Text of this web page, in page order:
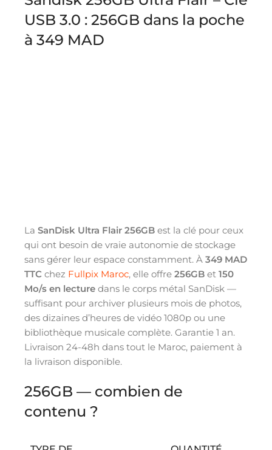
USB 3.0 : 256GB dans la poche
à 349 MAD
La SanDisk Ultra Flair 256GB est la clé pour ceux
qui ont besoin de vraie autonomie de stockage
sans gérer leur espace constamment. À 349 MAD
TTC chez Fullpix Maroc, elle offre 256GB et 150
Mo/s en lecture dans le corps métal SanDisk —
suffisant pour archiver plusieurs mois de photos,
des dizaines d’heures de vidéo 1080p ou une
bibliothèque musicale complète. Garantie 1 an.
Livraison 24-48h dans tout le Maroc, paiement à
la livraison disponible.
256GB — combien de
contenu ?